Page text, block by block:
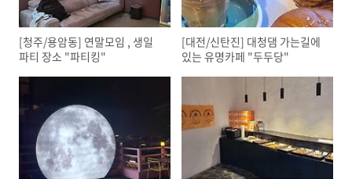
[청주/용암동] 연말모임 , 생일
파티 장소 "파티킹"
[대전/신탄진] 대청댐 가는길에
있는 유명카페 "두두당"